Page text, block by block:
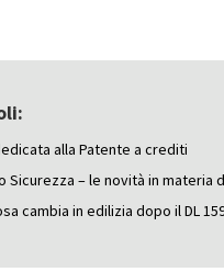
alla Patente a crediti
Sicurezza – le novità in materia
cambia in edilizia dopo il DL